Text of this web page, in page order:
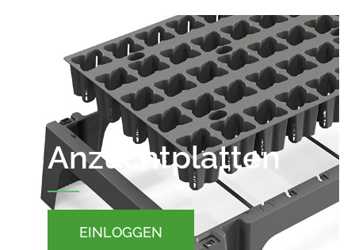
Anzuchtplatten
EINLOGGEN